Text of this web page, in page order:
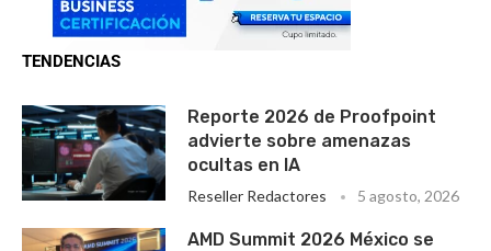
TENDENCIAS
Reporte 2026 de Proofpoint
advierte sobre amenazas
ocultas en IA
Reseller Redactores 5 agosto, 2026
AMD Summit 2026 México se